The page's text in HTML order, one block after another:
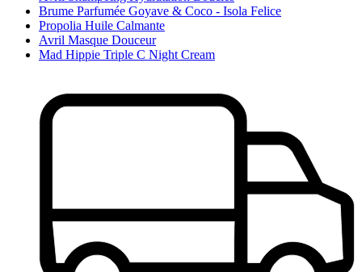
Brume Parfumée Goyave & Coco - Isola Felice
Propolia Huile Calmante
Avril Masque Douceur
Mad Hippie Triple C Night Cream